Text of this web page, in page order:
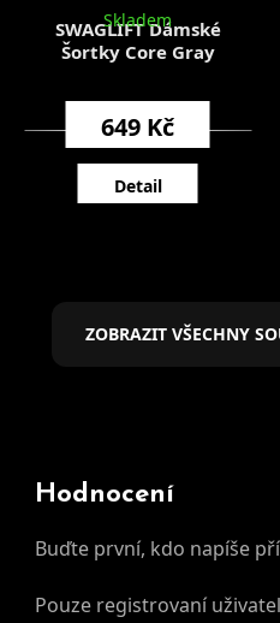
SWAGLIFT Dámské
Šortky Core Gray
Skladem
649 Kč
Detail
ZOBRAZIT VŠECHNY
Hodnocení
Buďte první, kdo napíše
Pouze registrovaní